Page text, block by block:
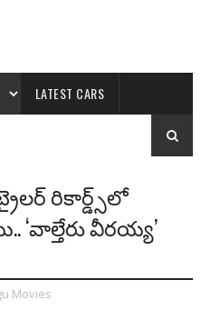
LATEST CARS
ట్రైల‌ర్ రికార్డ్స్‌లో
వీర‌య్య’
Movies